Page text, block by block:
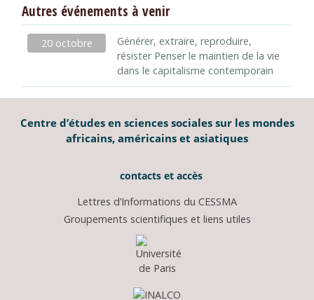
Autres événements à venir
20 octobre
Générer, extraire, reproduire,
résister Penser le maintien de la vie
dans le capitalisme contemporain
Centre d’études en sciences sociales sur les mondes
africains, américains et asiatiques
contacts et accès
Lettres d’Informations du CESSMA
Groupements scientifiques et liens utiles